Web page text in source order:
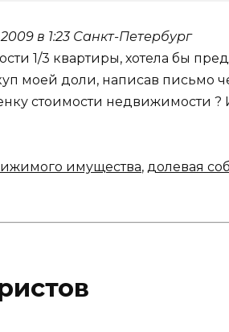
в 1:23 Санкт-Петербург
1/3 квартиры, хотела бы
моей доли, написав письмо
стоимости недвижимости ?
имущества, долевая